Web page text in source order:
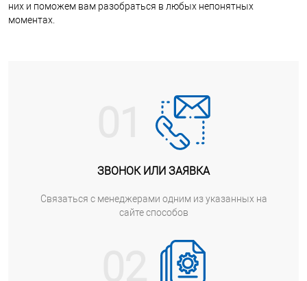
них и поможем вам разобраться в любых непонятных
моментах.
ЗВОНОК ИЛИ ЗАЯВКА
Cвязаться с менеджерами одним из указанных на
сайте способов